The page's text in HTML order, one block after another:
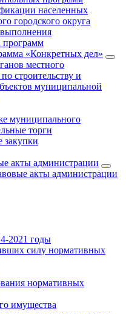
населенных
городского округа
«Конкретных дел»
местного
строительству и
муниципальной
муниципального
торги
акты администрации
акты администрации
2021 годы
силу нормативных
нормативных
имущества